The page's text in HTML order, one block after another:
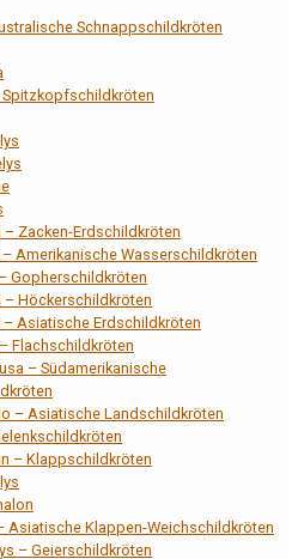
Schnappschildkröten
Spitzkopfschildkröten
Zacken-Erdschildkröten
Amerikanische Wasserschildkröten
Gopherschildkröten
– Höckerschildkröten
Asiatische Erdschildkröten
Flachschildkröten
– Südamerikanische
– Asiatische Landschildkröten
– Klappschildkröten
Asiatische Klappen-Weichschildkröten
– Geierschildkröten